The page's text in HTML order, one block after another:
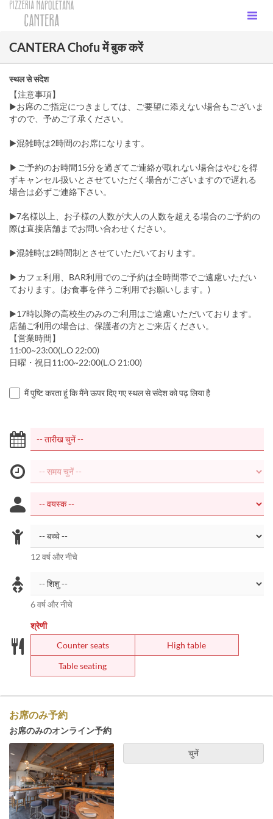
CANTERA Chofu में बुक करें
स्थल से संदेश
【注意事項】
▶お席のご指定につきましては、ご要望に添えない場合もございま
すので、予めご了承ください。
▶︎混雑時は2時間のお席になります。
▶ご予約のお時間15分を過ぎてご連絡が取れない場合はやむを得
ずキャンセル扱いとさせていただく場合がございますので遅れる
場合は必ずご連絡下さい。
▶7名様以上、お子様の人数が大人の人数を超える場合のご予約の
際は直接店舗までお問い合わせください。
▶混雑時は2時間制とさせていただいております。
▶カフェ利用、BAR利用でのご予約は全時間帯でご遠慮いただい
ております。(お食事を伴うご利用でお願いします。)
▶17時以降の高校生のみのご利用はご遠慮いただいております。
店舗ご利用の場合は、保護者の方とご来店ください。
【営業時間】
11:00~23:00(L.O 22:00)
日曜・祝日11:00~22:00(L.O 21:00)
मैं पुष्टि करता हूं कि मैंने ऊपर दिए गए स्थल से संदेश को पढ़ लिया है
12 वर्ष और नीचे
6 वर्ष और नीचे
श्रेणी
Counter seats
High table
Table seating
お席のみ予約
お席のみのオンライン予約
चुनें